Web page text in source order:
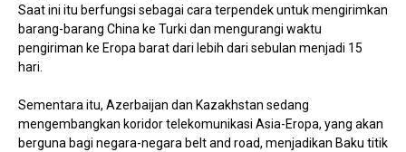
Saat ini itu berfungsi sebagai cara terpendek untuk mengirimkan
barang-barang China ke Turki dan mengurangi waktu
pengiriman ke Eropa barat dari lebih dari sebulan menjadi 15
hari.
Sementara itu, Azerbaijan dan Kazakhstan sedang
mengembangkan koridor telekomunikasi Asia-Eropa, yang akan
berguna bagi negara-negara belt and road, menjadikan Baku titik